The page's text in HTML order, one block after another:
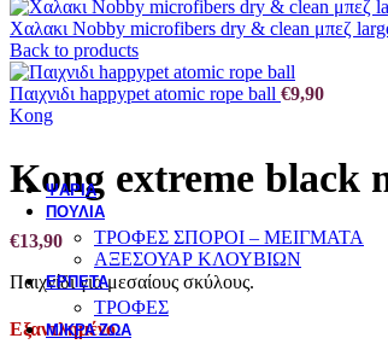
ΟΝΥΧΟΔΡΟΜΙΑ
ΠΑΙΧΝΙΔΙΑ
ΠΕΡΙΠΟΙΗΣΗ ΥΓΙΕΙΝΗ
ΨΑΡΙΑ
ΠΟΥΛΙΑ
ΤΡΟΦΕΣ ΣΠΟΡΟΙ – ΜΕΙΓΜΑΤΑ
ΑΞΕΣΟΥΑΡ ΚΛΟΥΒΙΩΝ
ΕΡΠΕΤΑ
ΤΡΟΦΕΣ
ΜΙΚΡΑ ΖΩΑ
Χαλακι Nobby microfibers dry & clean μπεζ
Back to products
Παιχνιδι happypet atomic rope ball €9,90
Kong
Kong extreme black
€13,90
Παιχνίδι για μεσαίους σκύλους.
Εξαντλημένο